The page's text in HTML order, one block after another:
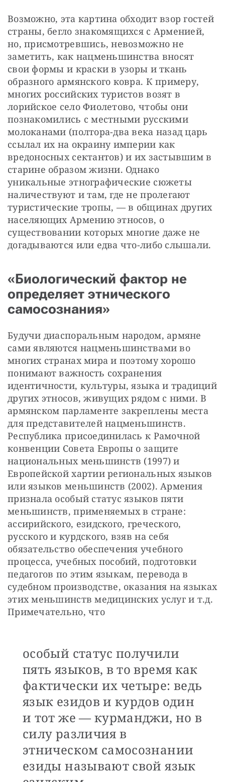
Возможно, эта картина обходит взор гостей
страны, бегло знакомящихся с Арменией,
но, присмотревшись, невозможно не
заметить, как нацменьшинства вносят
свои формы и краски в узоры и ткань
образного армянского ковра. К примеру,
многих российских туристов возят в
лорийское село Фиолетово, чтобы они
познакомились с местными русскими
молоканами (полтора-два века назад царь
ссылал их на окраину империи как
вредоносных сектантов) и их застывшим в
старине образом жизни. Однако
уникальные этнографические сюжеты
наличествуют и там, где не пролегают
туристические тропы, — в общинах других
населяющих Армению этносов, о
существовании которых многие даже не
догадываются или едва что-либо слышали.
«Биологический фактор не
определяет этнического
самосознания»
Будучи диаспоральным народом, армяне
сами являются нацменьшинствами во
многих странах мира и поэтому хорошо
понимают важность сохранения
идентичности, культуры, языка и традиций
других этносов, живущих рядом с ними. В
армянском парламенте закреплены места
для представителей нацменьшинств.
Республика присоединилась к Рамочной
конвенции Совета Европы о защите
национальных меньшинств (1997) и
Европейской хартии региональных языков
или языков меньшинств (2002). Армения
признала особый статус языков пяти
меньшинств, применяемых в стране:
ассирийского, езидского, греческого,
русского и курдского, взяв на себя
обязательство обеспечения учебного
процесса, учебных пособий, подготовки
педагогов по этим языкам, перевода в
судебном производстве, оказания на языках
этих меньшинств медицинских услуг и т.д.
Примечательно, что
особый статус получили
пять языков, в то время как
фактически их четыре: ведь
язык езидов и курдов один
и тот же — курманджи, но в
силу различия в
этническом самосознании
езиды называют свой язык